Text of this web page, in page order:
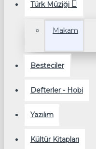
Türk Müziği
Makam
Besteciler
Defterler - Hobi
Yazılım
Kültür Kitapları